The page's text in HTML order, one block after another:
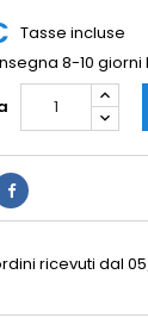
Tasse incluse
8-10 giorni
ricevuti dal